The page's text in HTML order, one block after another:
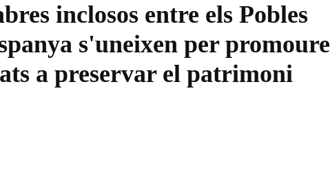
inclosos entre els Pobles
s'uneixen per promoure
a preservar el patrimoni